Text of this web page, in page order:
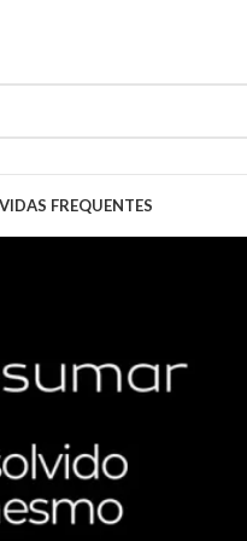
FREQUENTES
pelo site.